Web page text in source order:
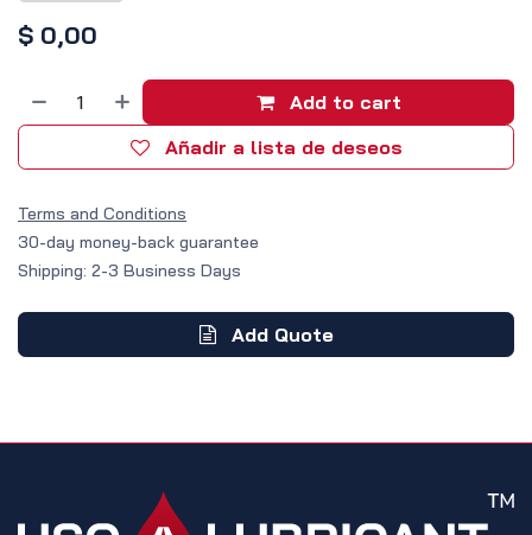
$ 0,00
Add to cart
Añadir a lista de deseos
Terms and Conditions
30-day money-back guarantee
Shipping: 2-3 Business Days
Add Quote